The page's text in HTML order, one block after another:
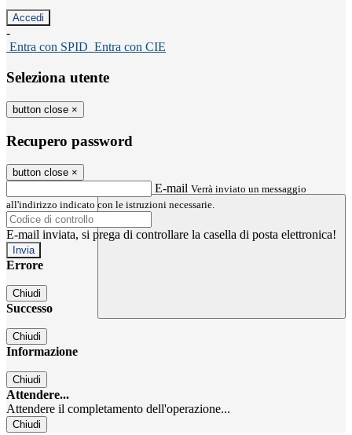
-
Entra con SPID Entra con CIE
Seleziona utente
button close ×
Recupero password
button close ×
E-mail Verrà inviato un messaggio
all'indirizzo indicato con le istruzioni necessarie.
E-mail inviata, si prega di controllare la casella di posta elettronica!
Errore
Chiudi
Successo
Chiudi
Informazione
Chiudi
Attendere...
Attendere il completamento dell'operazione...
Chiudi